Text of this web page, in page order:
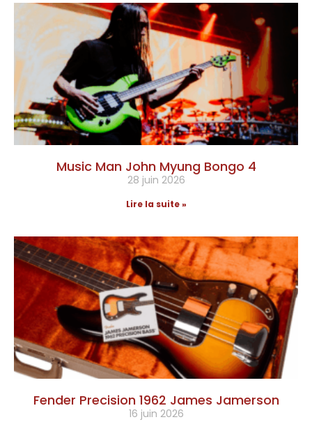
Music Man John Myung Bongo 4
28 juin 2026
Lire la suite »
Fender Precision 1962 James Jamerson
16 juin 2026